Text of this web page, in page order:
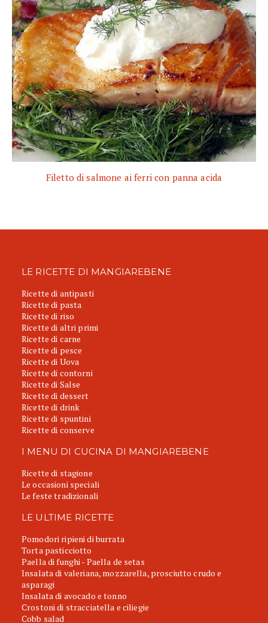
Filetto di salmone ai ferri con panna acida
LE RICETTE DI MANGIAREBENE
Ricette di antipasti
Ricette di pasta
Ricette di riso
Ricette di altri primi
Ricette di carne
Ricette di pesce
Ricette di Uova
Ricette di contorni
Ricette di Salse
Ricette di dessert
Ricette di drink
Ricette di spuntini
Ricette di conserve
I MENU DI CUCINA DI MANGIAREBENE
Ricette di stagione
Le occasioni speciali
Le feste tradizionali
LE ULTIME RICETTE
Pomodori ripieni di burrata
Torta pasticciotto
Paella di funghi - Paella de setas
Insalata di valeriana, mozzarella, prosciutto crudo e
asparagi
Insalata di avocado e tonno
Crostoni di stracciatella e ciliegie
Cobb salad